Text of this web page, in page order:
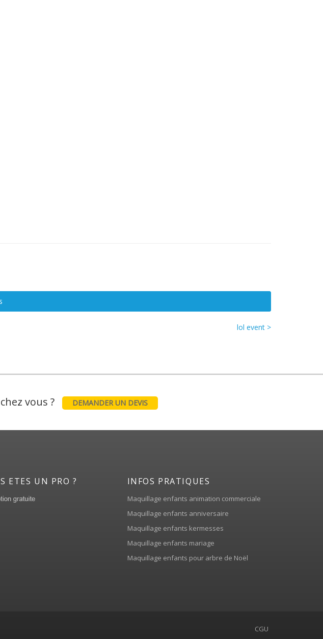
lol event >
vous ? DEMANDER UN DEVIS
ETES UN PRO ? INFOS PRATIQUES
Maquillage enfants animation commerciale
Maquillage enfants anniversaire
Maquillage enfants kermesses
Maquillage enfants mariage
Maquillage enfants pour arbre de Noël
CGU